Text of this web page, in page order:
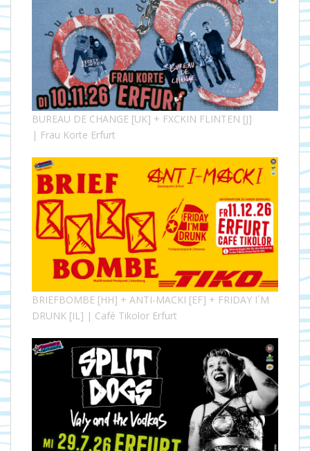
BUREAU DE CHANGE [UK] + FXCKIN FLINTEN [J]
| Frau Korte Erfurt
BRIEFBOMBE [HH] + ANTI-MACKI [EF] + FRIDAY I´M
DRUNK [IL] | Café Tikolor Erfurt